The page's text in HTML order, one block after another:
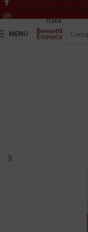
sopra 150€ GRATIS in
Italia
MENU